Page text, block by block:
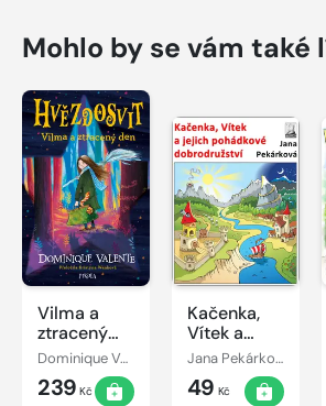
Mohlo by se vám také
Vilma a
ztracený
den
Dominique Valente
239 Kč
Kačenka,
Vítek a
jejich
pohádkové
dobrodružství
Jana Pekárková
49 Kč